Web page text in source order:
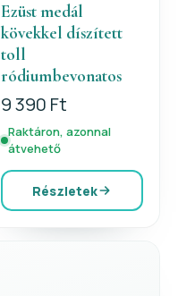
Ezüst medál
kövekkel díszített
toll
ródiumbevonatos
9 390 Ft
Raktáron, azonnal
átvehető
Részletek